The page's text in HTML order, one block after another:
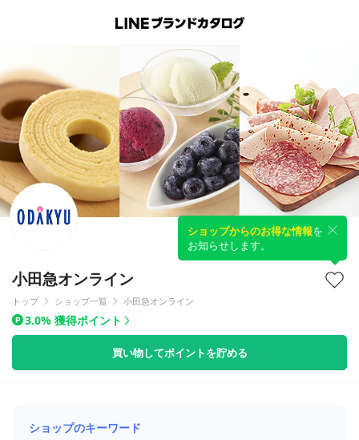
小田急オンライン
ショップからのお得な情報を
お知らせします。
トップ ショップ一覧 小田急オンライン
3.0% 獲得ポイント
買い物してポイントを貯める
ショップのキーワード